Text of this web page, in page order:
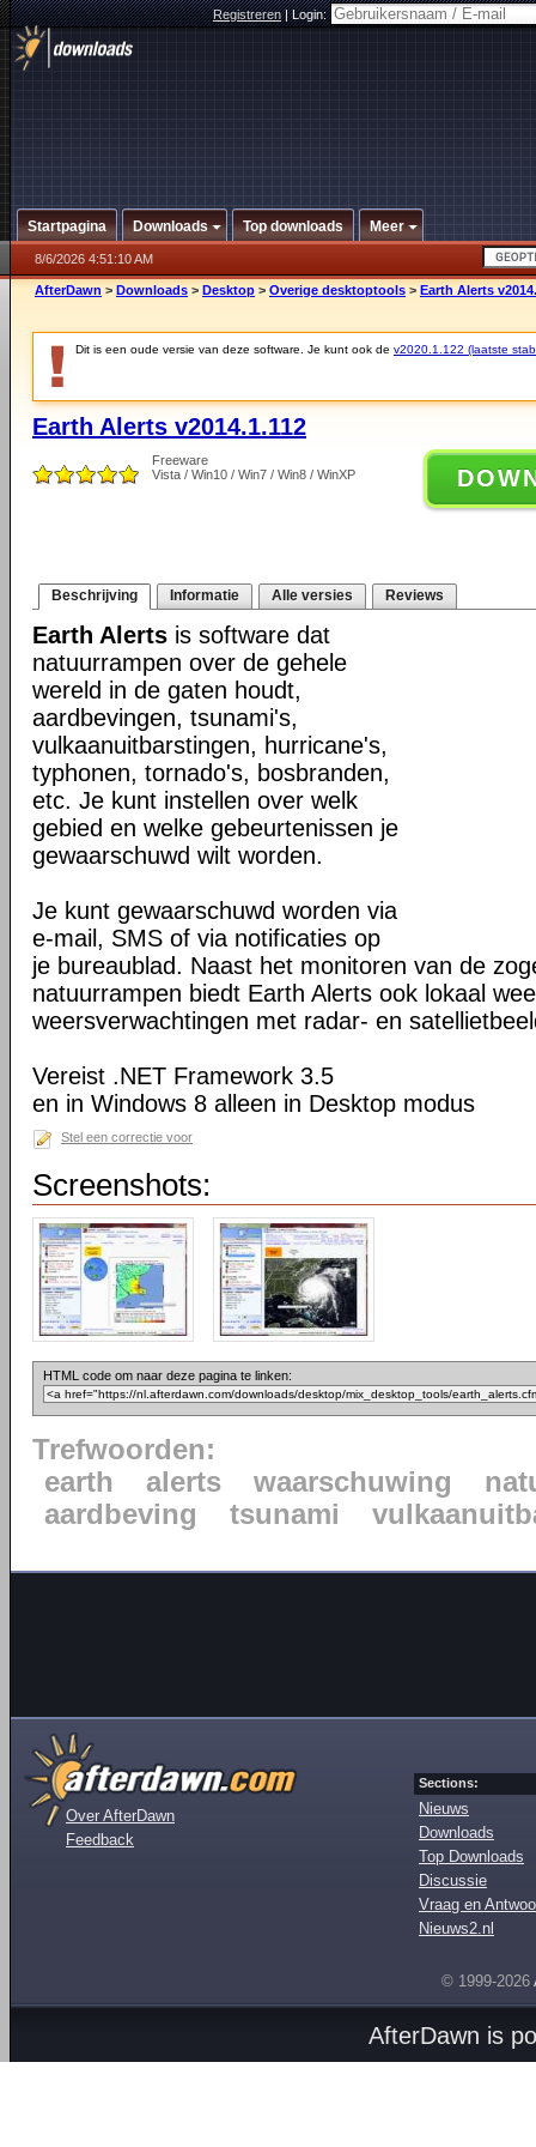
Registreren|Login:
Startpagina Downloads Top downloads Meer
8/6/2026 4:51:10 AM
AfterDawn > Downloads > Desktop > Overige desktoptools > Earth Alerts
Dit is een oude versie van deze software. Je kunt ook de v2020.1.122 (laatste
Earth Alerts v2014.1.112
Freeware
Vista / Win10 / Win7 / Win8 / WinXP
Beschrijving Informatie Alle versies Reviews
Earth Alerts is software dat
natuurrampen over de gehele
wereld in de gaten houdt,
aardbevingen, tsunami's,
vulkaanuitbarstingen, hurricane's,
typhonen, tornado's, bosbranden,
etc. Je kunt instellen over welk
gebied en welke gebeurtenissen je
gewaarschuwd wilt worden.
Je kunt gewaarschuwd worden via
e-mail, SMS of via notificaties op
je bureaublad. Naast het monitoren van de
natuurrampen biedt Earth Alerts ook lokaal
weersverwachtingen met radar- en
Vereist .NET Framework 3.5
en in Windows 8 alleen in Desktop modus
Stel een correctie voor
Screenshots:
HTML code om naar deze pagina te linken:
Trefwoorden:
earth
alerts waarschuwing
aardbeving
tsunami
Over AfterDawn
Feedback
Sections:
Nieuws
Downloads
Top Downloads
Discussie
Vraag en
Nieuws2.nl
© 1999-2026
AfterDawn is